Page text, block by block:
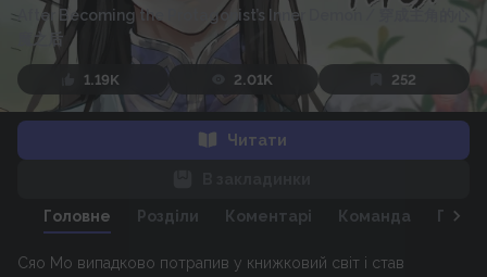
After Becoming the Protagonist’s Inner Demon
魔之后
1.19K 2.01K 252
Читати
Головне Розділи Коментарі Команда
Сяо Мо випадково потрапив у книжковий світ і став